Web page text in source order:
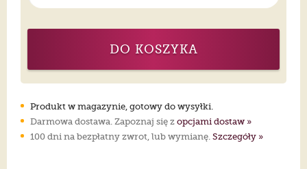
DO KOSZYKA
Produkt w magazynie, gotowy do wysyłki.
Darmowa dostawa. Zapoznaj się z opcjami dostaw »
100 dni na bezpłatny zwrot, lub wymianę. Szczegóły »